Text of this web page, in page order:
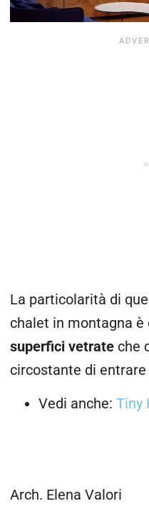
La particolarità di
chalet in montagna
superfici vetrate che
circostante di
Vedi anche: Tiny
Arch. Elena Valori